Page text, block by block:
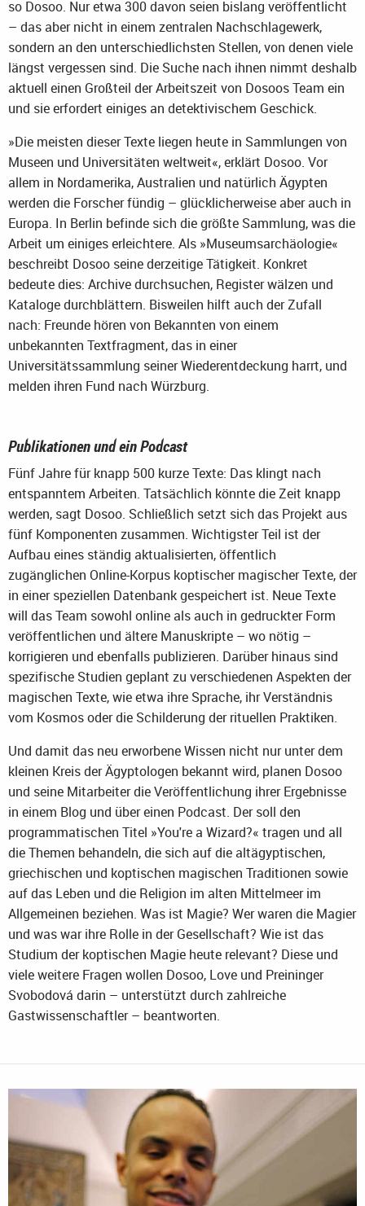
so Dosoo. Nur etwa 300 davon seien bislang veröffentlicht
– das aber nicht in einem zentralen Nachschlagewerk,
sondern an den unterschiedlichsten Stellen, von denen viele
längst vergessen sind. Die Suche nach ihnen nimmt deshalb
aktuell einen Großteil der Arbeitszeit von Dosoos Team ein
und sie erfordert einiges an detektivischem Geschick.
»Die meisten dieser Texte liegen heute in Sammlungen von
Museen und Universitäten weltweit«, erklärt Dosoo. Vor
allem in Nordamerika, Australien und natürlich Ägypten
werden die Forscher fündig – glücklicherweise aber auch in
Europa. In Berlin befinde sich die größte Sammlung, was die
Arbeit um einiges erleichtere. Als »Museumsarchäologie«
beschreibt Dosoo seine derzeitige Tätigkeit. Konkret
bedeute dies: Archive durchsuchen, Register wälzen und
Kataloge durchblättern. Bisweilen hilft auch der Zufall
nach: Freunde hören von Bekannten von einem
unbekannten Textfragment, das in einer
Universitätssammlung seiner Wiederentdeckung harrt, und
melden ihren Fund nach Würzburg.
Publikationen und ein Podcast
Fünf Jahre für knapp 500 kurze Texte: Das klingt nach
entspanntem Arbeiten. Tatsächlich könnte die Zeit knapp
werden, sagt Dosoo. Schließlich setzt sich das Projekt aus
fünf Komponenten zusammen. Wichtigster Teil ist der
Aufbau eines ständig aktualisierten, öffentlich
zugänglichen Online-Korpus koptischer magischer Texte, der
in einer speziellen Datenbank gespeichert ist. Neue Texte
will das Team sowohl online als auch in gedruckter Form
veröffentlichen und ältere Manuskripte – wo nötig –
korrigieren und ebenfalls publizieren. Darüber hinaus sind
spezifische Studien geplant zu verschiedenen Aspekten der
magischen Texte, wie etwa ihre Sprache, ihr Verständnis
vom Kosmos oder die Schilderung der rituellen Praktiken.
Und damit das neu erworbene Wissen nicht nur unter dem
kleinen Kreis der Ägyptologen bekannt wird, planen Dosoo
und seine Mitarbeiter die Veröffentlichung ihrer Ergebnisse
in einem Blog und über einen Podcast. Der soll den
programmatischen Titel »You're a Wizard?« tragen und all
die Themen behandeln, die sich auf die altägyptischen,
griechischen und koptischen magischen Traditionen sowie
auf das Leben und die Religion im alten Mittelmeer im
Allgemeinen beziehen. Was ist Magie? Wer waren die Magier
und was war ihre Rolle in der Gesellschaft? Wie ist das
Studium der koptischen Magie heute relevant? Diese und
viele weitere Fragen wollen Dosoo, Love und Preininger
Svobodová darin – unterstützt durch zahlreiche
Gastwissenschaftler – beantworten.